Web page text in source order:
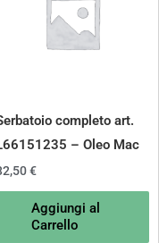
completo art.
– Oleo Mac
€
Aggiungi al
Carrello